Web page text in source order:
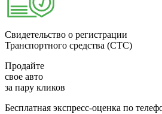
Свидетельство о регистрации
Транспортного средства (СТС)
Продайте
свое авто
за пару кликов
Бесплатная экспресс-оценка по